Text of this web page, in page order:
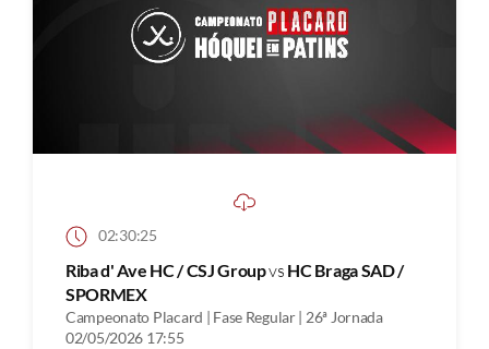
02:30:25
Riba d' Ave HC / CSJ Groupvs HC Braga SAD /
SPORMEX
Campeonato Placard | Fase Regular | 26ª Jornada
02/05/2026 17:55